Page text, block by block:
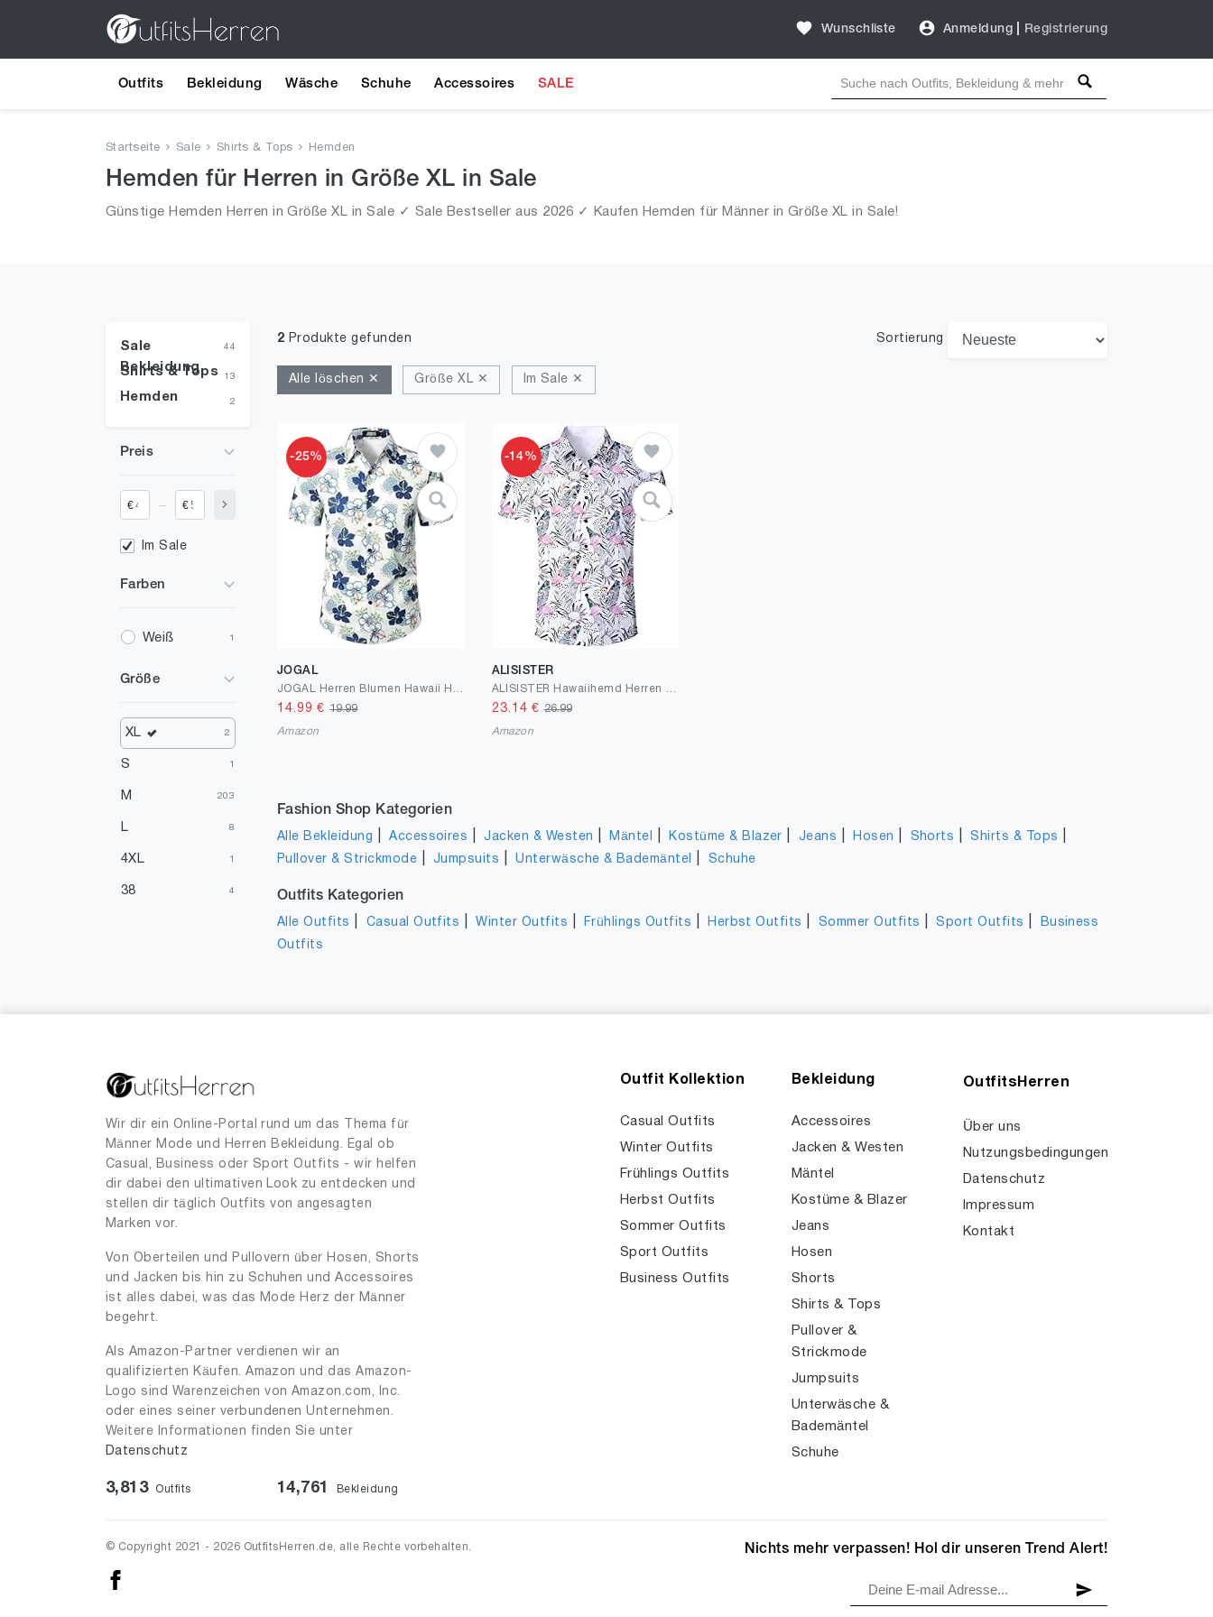
Wunschliste Anmeldung Registrierung
Outfits Bekleidung Wäsche Schuhe Accessoires SALE
Startseite Sale Shirts & Tops Hemden
Hemden für Herren in Größe XL in Sale
Günstige Hemden Herren in Größe XL in Sale ✓ Sale Bestseller aus 2026 ✓ Kaufen Hemden für Männer in Größe XL in Sale!
Sale
Bekleidung
44
Shirts & Tops 13
Hemden 2
Preis
€ €
Im Sale
Farben
Weiß 1
Größe
XL 2
S 1
M 203
L 8
4XL 1
38 4
2 Produkte gefunden Sortierung
Alle löschen ✕ Größe XL ✕ Im Sale ✕
-25%
JOGAL
14.99 €19.99
Amazon
-14%
ALISISTER
23.14 € 26.99
Amazon
Fashion Shop Kategorien
Alle Bekleidung |Accessoires |Jacken & Westen Mäntel Kostüme & Blazer Jeans Hosen Shorts |Shirts & Tops
Pullover & Strickmode |Jumpsuits |Unterwäsche & Bademäntel Schuhe
Outfits Kategorien
Alle Outfits Casual Outfits |Winter Outfits Frühlings Outfits Herbst Outfits Sommer Outfits |Sport Outfits
Business
Outfits
Wir dir ein Online-Portal rund um das Thema für
Männer Mode und Herren Bekleidung. Egal ob
Casual, Business oder Sport Outfits - wir helfen
dir dabei den ultimativen Look zu entdecken und
stellen dir täglich Outfits von angesagten
Marken vor.
Von Oberteilen und Pullovern über Hosen, Shorts
und Jacken bis hin zu Schuhen und Accessoires
ist alles dabei, was das Mode Herz der Männer
begehrt.
Als Amazon-Partner verdienen wir an
qualifizierten Käufen. Amazon und das Amazon-
Logo sind Warenzeichen von Amazon.com, Inc.
oder eines seiner verbundenen Unternehmen.
Weitere Informationen finden Sie unter
Datenschutz
3,813 Outfits 14,761 Bekleidung
Outfit Kollektion
Casual Outfits
Winter Outfits
Frühlings Outfits
Herbst Outfits
Sommer Outfits
Sport Outfits
Business Outfits
Bekleidung
Accessoires
Jacken & Westen
Mäntel
Kostüme & Blazer
Jeans
Hosen
Shorts
Shirts & Tops
Pullover &
Strickmode
Jumpsuits
Unterwäsche &
Bademäntel
Schuhe
OutfitsHerren
Über uns
Nutzungsbedingungen
Datenschutz
Impressum
Kontakt
© Copyright 2021 - 2026 OutfitsHerren.de, alle Rechte vorbehalten. Nichts mehr verpassen! Hol dir unseren Trend Alert!